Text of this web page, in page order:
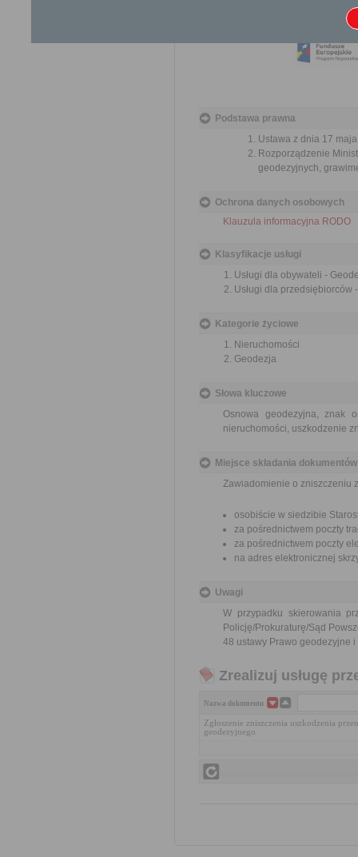
Podstawa prawna
Ustawa z dnia 17
Rozporządzenie
geodezyjnych,
Ochrona danych osobowych
Klauzula informacyjna RODO
Klasyfikacje usługi
Usługi dla obywateli -
Usługi dla przedsiębiorców
Kategorie życiowe
Nieruchomości
Geodezja
Słowa kluczowe
Osnowa geodezyjna, znak
nieruchomości, uszkodzenie
Miejsce składania dokumentów
Zawiadomienie o zniszczeniu
osobiście w siedzibie
za pośrednictwem poczty
za pośrednictwem poczty
na adres elektronicznej
Uwagi
W przypadku skierowania
Policję/Prokuraturę/Sąd
48 ustawy Prawo geodezyjne
Zrealizuj usługę
Nazwa dokumentu
Zgłoszenie zniszczenia uszkodzenia
geodezyjnego